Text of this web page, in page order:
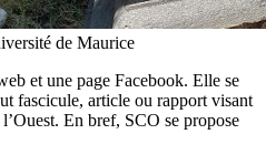
de Maurice
et une page Facebook. Elle se
fascicule, article ou rapport visant
En bref, SCO se propose